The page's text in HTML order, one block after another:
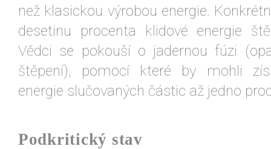
než klasickou výrobou energie.
desetinu procenta klidové energie
Vědci se pokouší o jadernou fúzi
štěpení), pomocí které by mohli
energie slučovaných částic až jedno
Podkritický stav